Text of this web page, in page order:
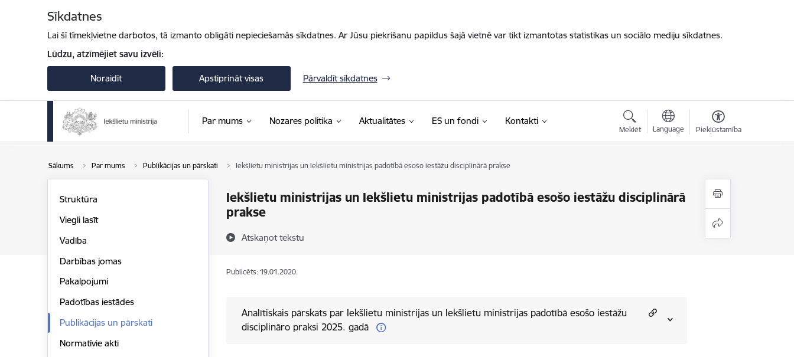
Sīkdatnes
Lai šī tīmekļvietne darbotos, tā izmanto obligāti nepieciešamās sīkdatnes. Ar Jūsu piekrišanu papildus šajā vietnē var tikt izmantotas statistikas un sociālo mediju sīkdatnes.
Lūdzu, atzīmējiet savu izvēli:
Noraidīt Apstiprināt visas Pārvaldīt sīkdatnes
Par mums Nozares politika Aktualitātes ES un fondi Kontakti
Meklēt Language Piekļūstamība
Sākums Par mums Publikācijas un pārskati Iekšlietu ministrijas un Iekšlietu ministrijas padotībā esošo iestāžu disciplinārā prakse
Iekšlietu ministrijas un Iekšlietu ministrijas padotībā esošo iestāžu disciplinārā
prakse
Atskaņot tekstu
Struktūra
Viegli lasīt
Vadība
Darbības jomas
Pakalpojumi
Padotības iestādes
Publikācijas un pārskati
Normatīvie akti
Publicēts: 19.01.2020.
Analītiskais pārskats par Iekšlietu ministrijas un Iekšlietu ministrijas padotībā esošo iestāžu
disciplināro praksi 2025. gadā